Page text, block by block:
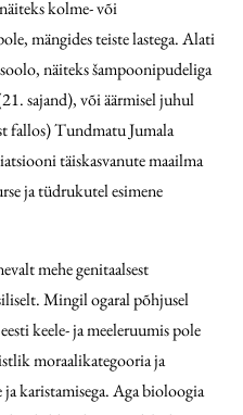
kolme- või
mängides teiste lastega. Alati
näiteks šampoonipudeliga
sajand), või äärmisel juhul
fallos) Tundmatu Jumala
täiskasvanute maailma
ja tüdrukutel esimene
mehe genitaalsest
Mingil ogaral põhjusel
keele- ja meeleruumis pole
moraalikategooria ja
karistamisega. Aga bioloogia